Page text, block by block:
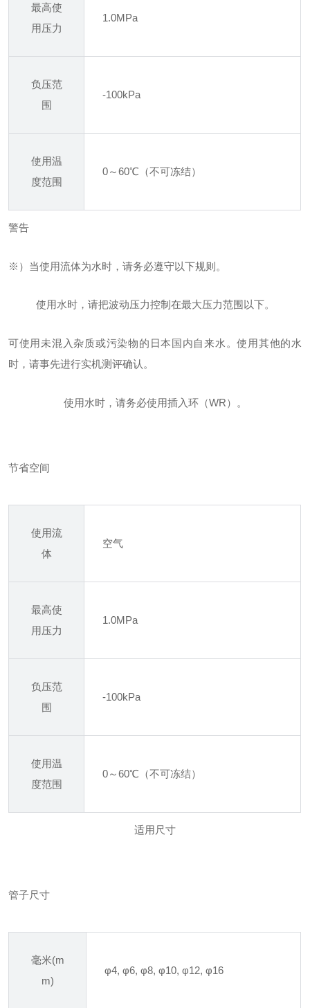
最高使
用压力
1.0MPa
负压范
围
-100kPa
使用温
度范围
0～60℃（不可冻结）
警告
※）当使用流体为水时，请务必遵守以下规则。
使用水时，请把波动压力控制在最大压力范围以下。
可使用未混入杂质或污染物的日本国内自来水。使用其他的水
时，请事先进行实机测评确认。
使用水时，请务必使用插入环（WR）。
节省空间
使用流
体
空气
最高使
用压力
1.0MPa
负压范
围
-100kPa
使用温
度范围
0～60℃（不可冻结）
适用尺寸
管子尺寸
毫米(m
m)
φ4, φ6, φ8, φ10, φ12, φ16